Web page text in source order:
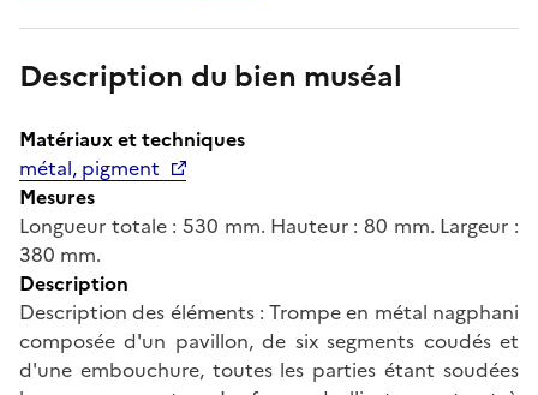
Description du bien muséal
Matériaux et techniques
métal, pigment
Mesures
Longueur totale : 530 mm. Hauteur : 80 mm. Largeur :
380 mm.
Description
Description des éléments : Trompe en métal nagphani
composée d'un pavillon, de six segments coudés et
d'une embouchure, toutes les parties étant soudées